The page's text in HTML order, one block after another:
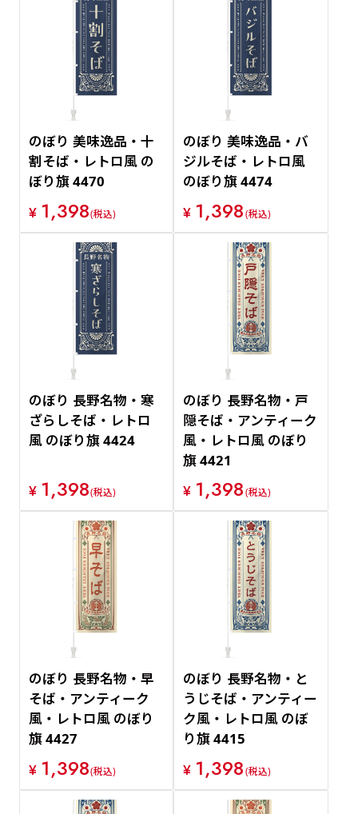
のぼり 美味逸品・十
割そば・レトロ風 の
ぼり旗 4470
¥ 1,398(税込)
のぼり 美味逸品・バ
ジルそば・レトロ風
のぼり旗 4474
¥ 1,398(税込)
のぼり 長野名物・寒
ざらしそば・レトロ
風 のぼり旗 4424
¥ 1,398(税込)
のぼり 長野名物・戸
隠そば・アンティーク
風・レトロ風 のぼり
旗 4421
¥ 1,398(税込)
のぼり 長野名物・早
そば・アンティーク
風・レトロ風 のぼり
旗 4427
¥ 1,398(税込)
のぼり 長野名物・と
うじそば・アンティー
ク風・レトロ風 のぼ
り旗 4415
¥ 1,398(税込)